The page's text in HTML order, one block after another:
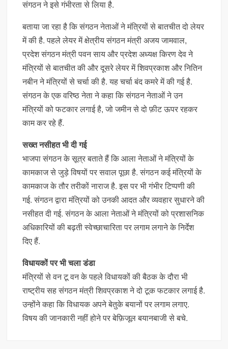
संगठन ने इसे गंभीरता से लिया है.
बताया जा रहा है कि संगठन नेताओं ने मंत्रियों से बातचीत दो लेयर
में की है. पहले लेयर में क्षेत्रीय संगठन मंत्री अजय जामवाल,
प्रदेश संगठन मंत्री पवन साय और प्रदेश अध्यक्ष किरण देव ने
मंत्रियों से बातचीत की और दूसरे लेयर में शिवप्रकाश और नितिन
नबीन ने मंत्रियों से चर्चा की है. यह चर्चा बंद कमरे में की गई है.
संगठन के एक वरिष्ठ नेता ने कहा कि संगठन नेताओं ने उन
मंत्रियों को फटकार लगाई है, जो जमीन से दो फ़ीट ऊपर रहकर
काम कर रहे हैं.
सख्त नसीहत भी दी गई
भाजपा संगठन के सूत्र बताते हैं कि आला नेताओं ने मंत्रियों के
कामकाज से जुड़े विषयों पर सवाल पूछा है. संगठन कई मंत्रियों के
कामकाज के तौर तरीकों नाराज है. इस पर भी गंभीर टिप्पणी की
गई. संगठन द्वारा मंत्रियों को उनकी आदत और व्यवहार सुधारने की
नसीहत दी गई. संगठन के आला नेताओं ने मंत्रियों को प्रशासनिक
अधिकारियों की बढ़ती स्वेच्छाचारिता पर लगाम लगाने के निर्देश
दिए हैं.
विधायकों पर भी चला डंडा
मंत्रियों से वन टू वन के पहले विधायकों की बैठक के दौरा भी
राष्ट्रीय सह संगठन मंत्री शिवप्रकाश ने दो टूक फटकार लगाई है.
उन्होंने कहा कि विधायक अपने बेतुके बयानों पर लगाम लगाए.
विषय की जानकारी नहीं होने पर बेफ़िजूल बयानबाजी से बचे.